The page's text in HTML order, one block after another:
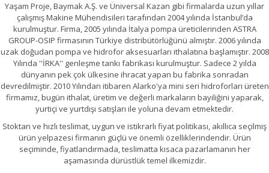
Yaşam Proje, Baymak A.Ş. ve Üniversal Kazan gibi firmalarda uzun yıllar
çalışmış Makine Mühendisileri tarafından 2004 yılında İstanbul’da
kurulmuştur. Firma, 2005 yılında İtalya pompa üreticilerinden ASTRA
GROUP-OSIP firmasının Türkiye distribütörlüğünü almıştır. 2006 yılında
uzak doğudan pompa ve hidrofor aksesuarları ithalatına başlamıştır. 2008
Yılında ''İRKA'' genleşme tankı fabrikası kurulmuştur. Sadece 2 yılda
dünyanın pek çok ülkesine ihracat yapan bu fabrika sonradan
devredilmiştir. 2010 Yılından itibaren Alarko'ya mini seri hidroforları üreten
firmamız, bugün ithalat, üretim ve değerli markaların bayiliğini yaparak,
yurtiçi ve yurtdışı satışları ile yoluna devam etmektedir.
Stoktan ve hızlı teslimat, uygun ve istikrarlı fiyat politikası, akıllıca seçilmiş
ürün yelpazesi firmanın güçlü ve önemli özelliklerindendir. Ürün
seçiminde, fiyatlandırmada, teslimatta kısaca pazarlamanın her
aşamasında dürüstlük temel ilkemizdir.